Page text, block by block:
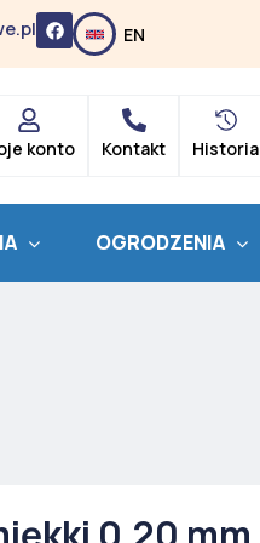
F
a
c
e
k
EN
konto
Kontakt Historia
OGRODZENIA